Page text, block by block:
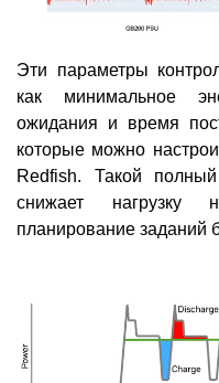
Эти параметры
как минимальное
ожидания и время
которые можно
Redfish. Такой полный
снижает нагрузку
планирование заданий